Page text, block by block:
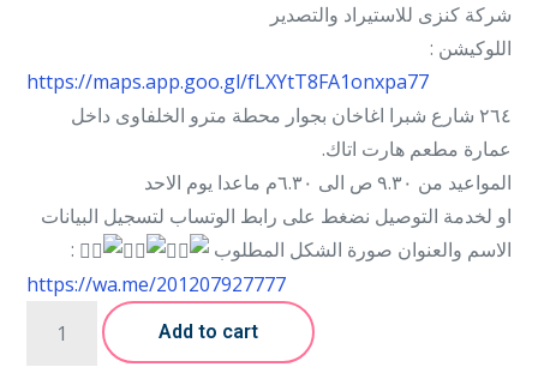
شركة كنزى للاستيراد والتصدير
اللوكيشن :
https://maps.app.goo.gl/fLXYtT8FA1onxpa77
٢٦٤ شارع شبرا اغاخان بجوار محطة مترو الخلفاوى داخل
عمارة مطعم هارت اتاك.
المواعيد من ٩.٣٠ ص الى ٦.٣٠م ماعدا يوم الاحد
او لخدمة التوصيل نضغط على رابط الوتساب لتسجيل البيانات
الاسم والعنوان صورة الشكل المطلوب
:
https://wa.me/201207927777
Add to cart